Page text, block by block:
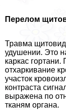
Перелом
Травма
удушении. Это
каркас
отхаркивание
участок
контраста
выражена по
тканям органа.